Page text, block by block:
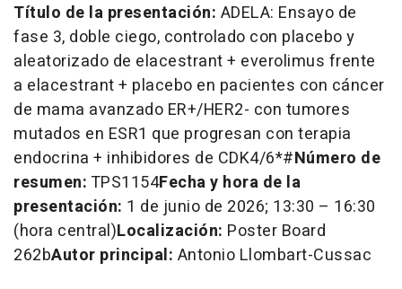
Título de la presentación: ADELA: Ensayo de
fase 3, doble ciego, controlado con placebo y
aleatorizado de elacestrant + everolimus frente
a elacestrant + placebo en pacientes con cáncer
de mama avanzado ER+/HER2- con tumores
mutados en ESR1 que progresan con terapia
endocrina + inhibidores de CDK4/6*#Número de
resumen: TPS1154Fecha y hora de la
presentación: 1 de junio de 2026; 13:30 – 16:30
(hora central)Localización: Poster Board
262bAutor principal: Antonio Llombart-Cussac